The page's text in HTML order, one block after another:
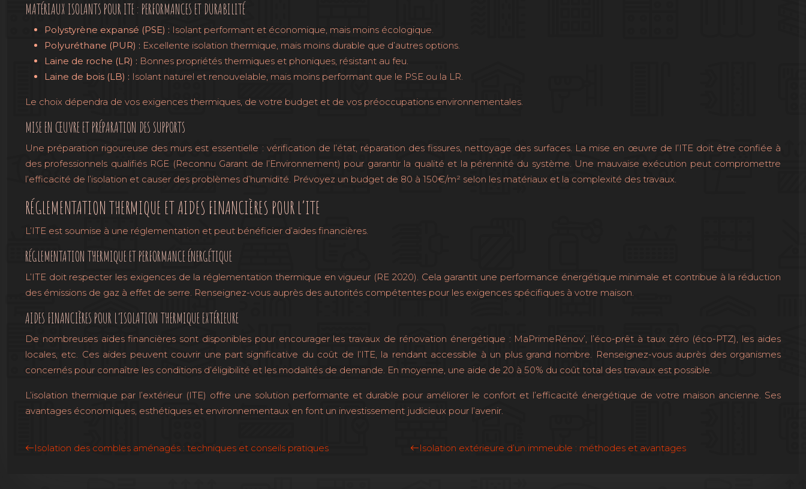
MATÉRIAUX ISOLANTS POUR ITE : PERFORMANCES ET DURABILITÉ
Polystyrène expansé (PSE) : Isolant performant et économique, mais moins écologique.
Polyuréthane (PUR) : Excellente isolation thermique, mais moins durable que d’autres options.
Laine de roche (LR) : Bonnes propriétés thermiques et phoniques, résistant au feu.
Laine de bois (LB) : Isolant naturel et renouvelable, mais moins performant que le PSE ou la LR.
Le choix dépendra de vos exigences thermiques, de votre budget et de vos préoccupations environnementales.
MISE EN ŒUVRE ET PRÉPARATION DES SUPPORTS
Une préparation rigoureuse des murs est essentielle : vérification de l’état, réparation des fissures, nettoyage des surfaces. La mise en œuvre de l’ITE doit être confiée à
des professionnels qualifiés RGE (Reconnu Garant de l’Environnement) pour garantir la qualité et la pérennité du système. Une mauvaise exécution peut compromettre
l’efficacité de l’isolation et causer des problèmes d’humidité. Prévoyez un budget de 80 à 150€/m² selon les matériaux et la complexité des travaux.
RÉGLEMENTATION THERMIQUE ET AIDES FINANCIÈRES POUR L’ITE
L’ITE est soumise à une réglementation et peut bénéficier d’aides financières.
RÉGLEMENTATION THERMIQUE ET PERFORMANCE ÉNERGÉTIQUE
L’ITE doit respecter les exigences de la réglementation thermique en vigueur (RE 2020). Cela garantit une performance énergétique minimale et contribue à la réduction
des émissions de gaz à effet de serre. Renseignez-vous auprès des autorités compétentes pour les exigences spécifiques à votre maison.
AIDES FINANCIÈRES POUR L’ISOLATION THERMIQUE EXTÉRIEURE
De nombreuses aides financières sont disponibles pour encourager les travaux de rénovation énergétique : MaPrimeRénov’, l’éco-prêt à taux zéro (éco-PTZ), les aides
locales, etc. Ces aides peuvent couvrir une part significative du coût de l’ITE, la rendant accessible à un plus grand nombre. Renseignez-vous auprès des organismes
concernés pour connaître les conditions d’éligibilité et les modalités de demande. En moyenne, une aide de 20 à 50% du coût total des travaux est possible.
L’isolation thermique par l’extérieur (ITE) offre une solution performante et durable pour améliorer le confort et l’efficacité énergétique de votre maison ancienne. Ses
avantages économiques, esthétiques et environnementaux en font un investissement judicieux pour l’avenir.
Isolation des combles aménagés : techniques et conseils pratiques Isolation extérieure d’un immeuble : méthodes et avantages